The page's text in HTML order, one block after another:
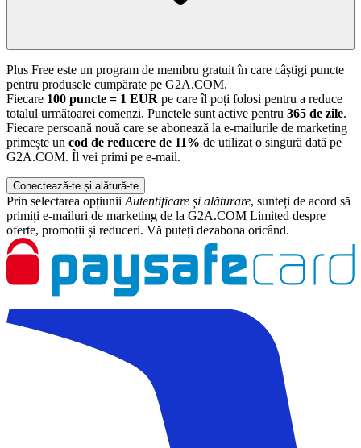
Plus Free este un program de membru gratuit în care câștigi puncte
pentru produsele cumpărate pe G2A.COM.
Fiecare 100 puncte = 1 EUR pe care îl poți folosi pentru a reduce
totalul următoarei comenzi. Punctele sunt active pentru 365 de zile.
Fiecare persoană nouă care se abonează la e-mailurile de marketing
primește un cod de reducere de 11% de utilizat o singură dată pe
G2A.COM. Îl vei primi pe e-mail.
Conectează-te și alătură-te
Prin selectarea opțiunii Autentificare și alăturare, sunteți de acord să
primiți e-mailuri de marketing de la G2A.COM Limited despre
oferte, promoții și reduceri. Vă puteți dezabona oricând.